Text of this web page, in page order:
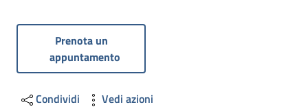
Prenota un
appuntamento
Condividi Vedi azioni